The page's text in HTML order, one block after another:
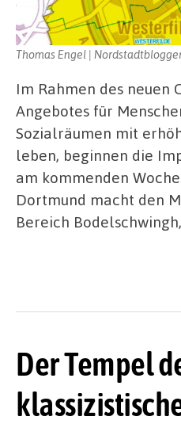
Thomas Engel |
Im Rahmen des neuen
Angebotes für
Sozialräumen mit
leben, beginnen die
am kommenden
Dortmund macht den
Bereich
Der Tempel